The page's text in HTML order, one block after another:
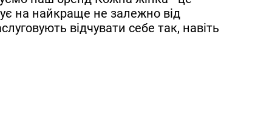
на найкраще не залежно від
відчувати себе так, навіть